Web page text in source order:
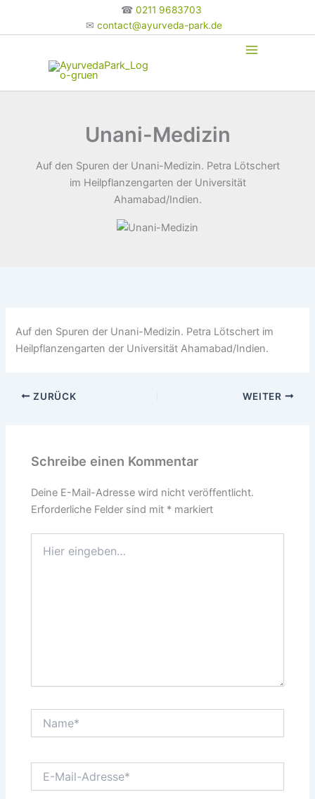
✉ contact@ayurveda-park.de
☎ 0211 9683703
Unani-Medizin
Auf den Spuren der Unani-Medizin. Petra Lötschert
im Heilpflanzengarten der Universität
Ahamabad/Indien.
Auf den Spuren der Unani-Medizin. Petra Lötschert im
Heilpflanzengarten der Universität Ahamabad/Indien.
ZURÜCK WEITER
Schreibe einen Kommentar
Deine E-Mail-Adresse wird nicht veröffentlicht.
Erforderliche Felder sind mit * markiert
eingeben…
Mail-